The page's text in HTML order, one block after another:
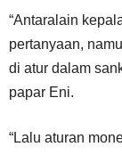
“Antaralain
pertanyaan,
di atur dalam
papar Eni.
“Lalu aturan